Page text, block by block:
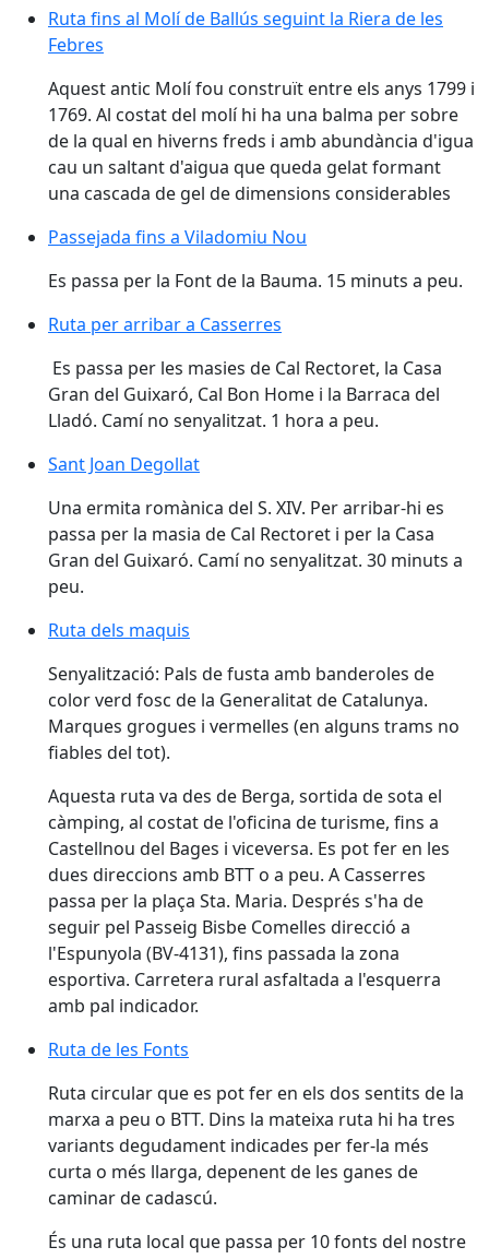
Ruta fins al Molí de Ballús seguint la Riera de les
Febres
Aquest antic Molí fou construït entre els anys 1799 i
1769. Al costat del molí hi ha una balma per sobre
de la qual en hiverns freds i amb abundància d'igua
cau un saltant d'aigua que queda gelat formant
una cascada de gel de dimensions considerables
Passejada fins a Viladomiu Nou
Es passa per la Font de la Bauma. 15 minuts a peu.
Ruta per arribar a Casserres
Es passa per les masies de Cal Rectoret, la Casa
Gran del Guixaró, Cal Bon Home i la Barraca del
Lladó. Camí no senyalitzat. 1 hora a peu.
Sant Joan Degollat
Una ermita romànica del S. XIV. Per arribar-hi es
passa per la masia de Cal Rectoret i per la Casa
Gran del Guixaró. Camí no senyalitzat. 30 minuts a
peu.
Ruta dels maquis
Senyalització: Pals de fusta amb banderoles de
color verd fosc de la Generalitat de Catalunya.
Marques grogues i vermelles (en alguns trams no
fiables del tot).
Aquesta ruta va des de Berga, sortida de sota el
càmping, al costat de l'oficina de turisme, fins a
Castellnou del Bages i viceversa. Es pot fer en les
dues direccions amb BTT o a peu. A Casserres
passa per la plaça Sta. Maria. Després s'ha de
seguir pel Passeig Bisbe Comelles direcció a
l'Espunyola (BV-4131), fins passada la zona
esportiva. Carretera rural asfaltada a l'esquerra
amb pal indicador.
Ruta de les Fonts
Ruta de les Fonts
Ruta circular que es pot fer en els dos sentits de la
marxa a peu o BTT. Dins la mateixa ruta hi ha tres
variants degudament indicades per fer-la més
curta o més llarga, depenent de les ganes de
caminar de cadascú.
És una ruta local que passa per 10 fonts del nostre